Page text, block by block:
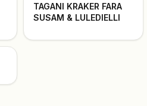
TAGANI KRAKER FARA
SUSAM & LULEDIELLI